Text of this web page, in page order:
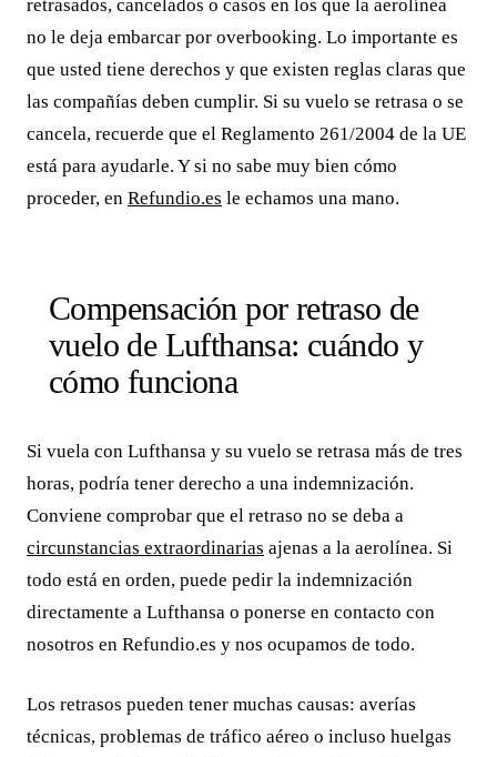
retrasados, cancelados o casos en los que la aerolínea
no le deja embarcar por overbooking. Lo importante es
que usted tiene derechos y que existen reglas claras que
las compañías deben cumplir. Si su vuelo se retrasa o se
cancela, recuerde que el Reglamento 261/2004 de la UE
está para ayudarle. Y si no sabe muy bien cómo
proceder, en Refundio.es le echamos una mano.
Compensación por retraso de
vuelo de Lufthansa: cuándo y
cómo funciona
Si vuela con Lufthansa y su vuelo se retrasa más de tres
horas, podría tener derecho a una indemnización.
Conviene comprobar que el retraso no se deba a
circunstancias extraordinarias ajenas a la aerolínea. Si
todo está en orden, puede pedir la indemnización
directamente a Lufthansa o ponerse en contacto con
nosotros en Refundio.es y nos ocupamos de todo.
Los retrasos pueden tener muchas causas: averías
técnicas, problemas de tráfico aéreo o incluso huelgas